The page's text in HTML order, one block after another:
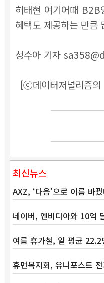
허태현 여기어때 B2B
혜택도 제공하는 만큼
성수아 기자
[ⓒ데이터저널리즘
최신뉴스
AXZ, ‘다음’으로 이름 바
네이버, 엔비디아와 10억
여름 휴가철, 일 평균
휴먼복지회, 유니포스트